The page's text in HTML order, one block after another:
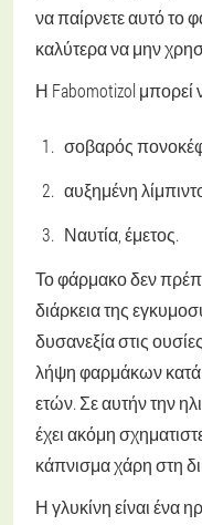
να παίρνετε αυτό το
καλύτερα να μην
Η Fabomotizol μπορεί
σοβαρός
αυξημένη
Ναυτία, έμετος.
Το φάρμακο δεν
διάρκεια της
δυσανεξία στις
λήψη φαρμάκων κατά
ετών. Σε αυτήν την
έχει ακόμη
κάπνισμα χάρη στη
Η γλυκίνη είναι ένα